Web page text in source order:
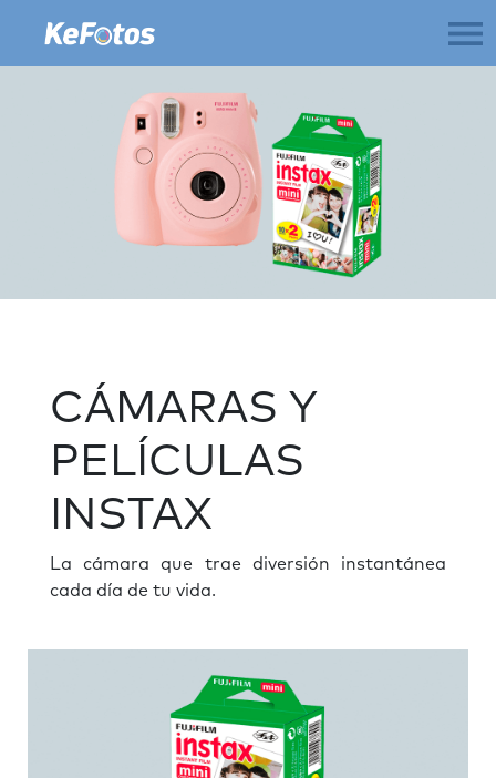
CÁMARAS Y
PELÍCULAS
INSTAX
La cámara que trae diversión instantánea
cada día de tu vida.